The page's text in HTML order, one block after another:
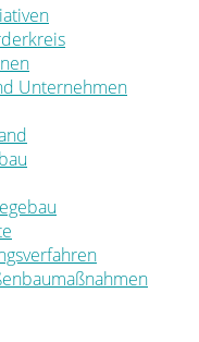
Unternehmen